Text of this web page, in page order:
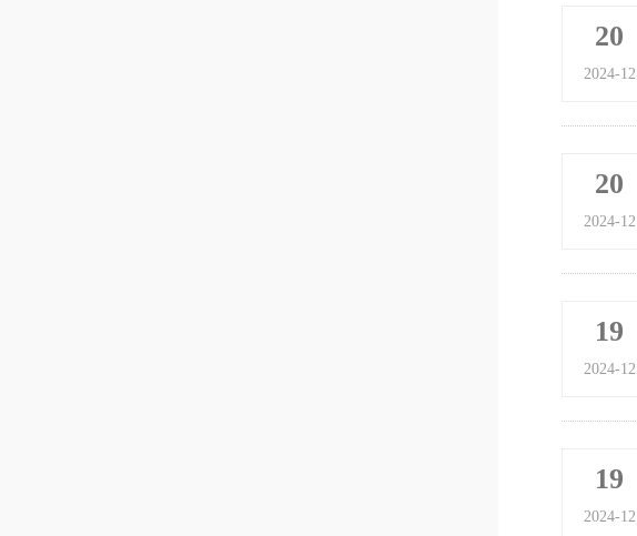
20
2024-12
20
2024-12
19
2024-12
19
2024-12